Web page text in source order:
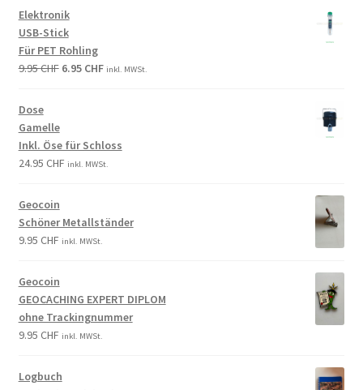
Elektronik
USB-Stick
Für PET Rohling
9.95CHF 6.95 CHF inkl. MWSt.
Dose
Gamelle
Inkl. Öse für Schloss
24.95 CHF inkl. MWSt.
Geocoin
Schöner Metallständer
9.95 CHF inkl. MWSt.
Geocoin
GEOCACHING EXPERT DIPLOM
ohne Trackingnummer
9.95 CHF inkl. MWSt.
Logbuch